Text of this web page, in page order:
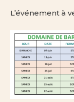
L’événement à